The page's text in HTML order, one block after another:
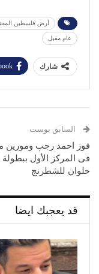
أرض فلسطين
عام مقبل
شارك
السابق بوست
فوز احمد رجب ومورين
فى المركز الأول
حلوان للشطرنج
قد يعجبك ايضا